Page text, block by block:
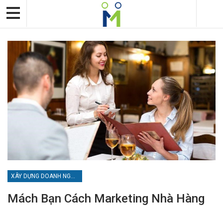
Mách Bạn Cách Marketing Nhà Hàng